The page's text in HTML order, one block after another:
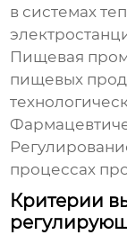
в системах
Пищевая
пищевых
процессах
Критерии